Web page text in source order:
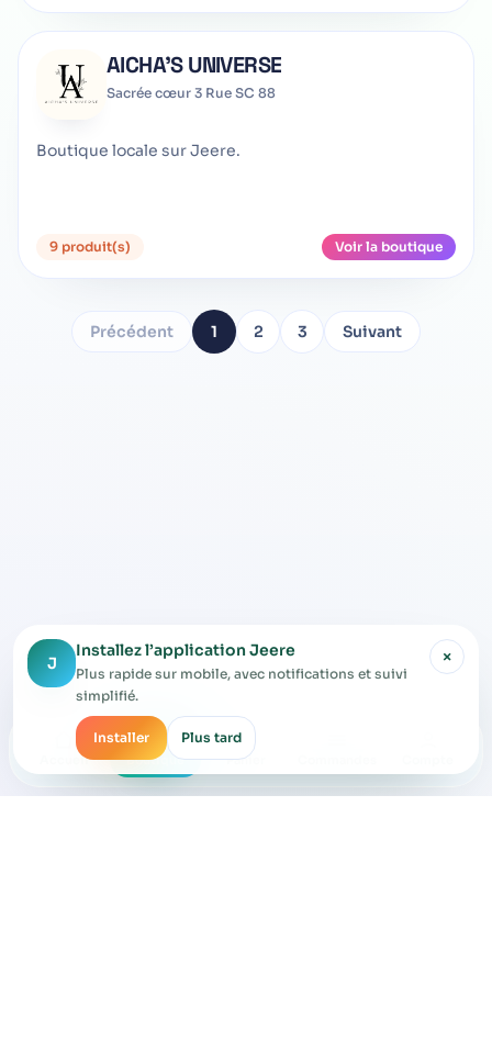
J
Installez l’application Jeere
Plus rapide sur mobile, avec notifications et suivi
simplifié.
Installer Plus tard
×
AICHA'S UNIVERSE
Sacrée cœur 3 Rue SC 88
Boutique locale sur Jeere.
9 produit(s) Voir la boutique
Précédent 1 2 3 Suivant
Accueil Boutique Panier